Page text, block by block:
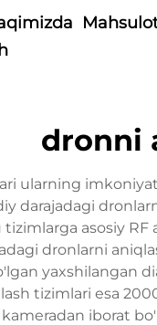
dronni
ularning
darajadagi
asosiy
dronlarni
yaxshilangan
tizimlari esa
iborat